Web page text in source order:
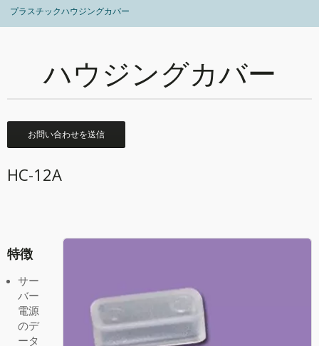
プラスチックハウジングカバー
ハウジングカバー
お問い合わせを送信
HC-12A
特徴
サー
バー
電源
のデ
ータ